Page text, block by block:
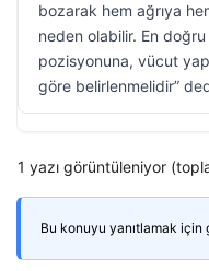
bozarak hem ağrıya
neden olabilir. En
pozisyonuna, vücut
göre belirlenmelidir”
1 yazı görüntüleniyor
Bu konuyu yanıtlamak için